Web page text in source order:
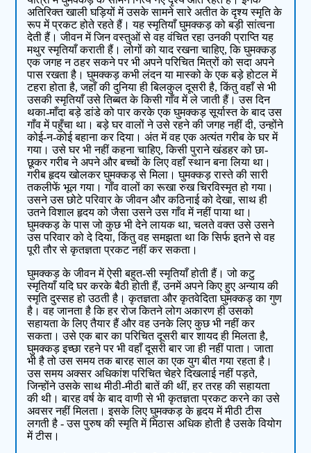
अतिरिक्‍त खाली घड़ियों में उसके सामने सारे अतीत के दृश्‍य स्‍मृति के
रूप में प्रकट होते रहते हैं। यह स्‍मृतियाँ घुमक्कड़ को बड़ी सांत्वना
देती हैं। जीवन में जिन वस्‍तुओं से वह वंचित रहा उनकी प्राप्ति यह
मथुर स्‍मृतियाँ कराती हैं। लोगों को याद रखना चाहिए, कि घुमक्कड़
एक जगह न ठहर सकने पर भी अपने परिचित मित्रों को सदा अपने
पास रखता है। घुमक्कड़ कभी लंदन या मास्‍को के एक बड़े होटल में
टहरा होता है, जहाँ की दुनिया ही बिलकुल दूसरी है, किंतु वहाँ से भी
उसकी स्‍मृतियाँ उसे तिब्‍बत के किसी गाँव में ले जाती हैं। उस दिन
थका-माँदा बड़े डांडे को पार करके एक घुमक्कड़ सूर्यास्‍त के बाद उस
गाँव में पहुँचा था। बड़े घर वालों ने उसे रहने की जगह नहीं दी, उन्‍होंने
कोई-न-कोई बहाना कर दिया। अंत में वह एक अत्यंत गरीब के घर में
गया। उसे घर भी नहीं कहना चाहिए, किसी पुराने खंडहर को छा-
छूकर गरीब ने अपने और बच्‍चों के लिए वहाँ स्‍थान बना लिया था।
गरीब हृदय खोलकर घुमक्कड़ से मिला। घुमक्कड़ रास्‍ते की सारी
तकलीफें भूल गया। गाँव वालों का रूखा रुख चिरविस्‍मृत हो गया।
उसने उस छोटे परिवार के जीवन और कठिनाई को देखा, साथ ही
उतने विशाल हृदय को जैसा उसने उस गाँव में नहीं पाया था।
घुमक्कड़ के पास जो कुछ भी देने लायक था, चलते वक्‍त उसे उसने
उस परिवार को दे दिया, किंतु वह समझता था कि सिर्फ इतने से वह
पूरी तौर से कृतज्ञता प्रकट नहीं कर सकता।
घुमक्कड़ के जीवन में ऐसी बहुत-सी स्‍मृतियाँ होती हैं। जो कटु
स्‍मृतियाँ यदि घर करके बैठी होती हैं, उनमें अपने किए हुए अन्‍याय की
स्‍मृति दुस्‍सह हो उठती है। कृतज्ञता और कृतवेदिता घुमक्कड़ का गुण
है। वह जानता है कि हर रोज कितने लोग अकारण ही उसको
सहायता के लिए तैयार हैं और वह उनके लिए कुछ भी नहीं कर
सकता। उसे एक बार का परिचित दूसरी बार शायद ही मिलता है,
घुमक्कड़ इच्‍छा रहने पर भी वहाँ दूसरी बार जा ही नहीं पाता। जाता
भी है तो उस समय तक बारह साल का एक युग बीत गया रहता है।
उस समय अक्‍सर अधिकांश परिचित चेहरे दिखलाई नहीं पड़ते,
जिन्‍होंने उसके साथ मीठी-मीठी बातें की थीं, हर तरह की सहायता
की थी। बारह वर्ष के बाद वाणी से भी कृतज्ञता प्रकट करने का उसे
अवसर नहीं मिलता। इसके लिए घुमक्कड़ के हृदय में मीठी टीस
लगती है - उस पुरुष की स्‍मृति में मिठास अधिक होती है उसके वियोग
में टीस।